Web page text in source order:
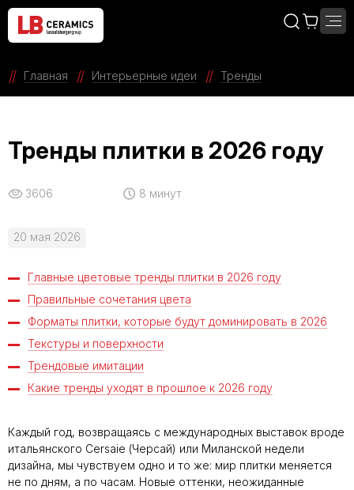
Главная Интерьерные идеи Тренды
Тренды плитки в 2026 году
20 мая 2026
3606 8 минут
Главные цветовые тренды плитки в 2026 году
Правильные сочетания цвета
Форматы плитки, которые будут доминировать в 2026
Текстуры и поверхности
Трендовые имитации
Какие тренды уходят в прошлое к 2026 году
Каждый год, возвращаясь с международных выставок вроде
итальянского Cersaie (Черсай) или Миланской недели
дизайна, мы чувствуем одно и то же: мир плитки меняется
не по дням, а по часам. Новые оттенки, неожиданные